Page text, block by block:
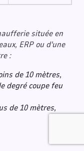
située en
ERP ou d'une
:
de 10 mètres,
degré coupe feu
de 10 mètres,